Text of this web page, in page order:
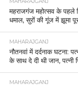
महराजगंज महोत्सव के पहले
धमाल, सुरों की गूंज में झूमा
MAHARAJGANJ
नौतनवां में दर्दनाक घटना:
के साथ दे दी थी जान, पत्नी
MAHARAJGANJ